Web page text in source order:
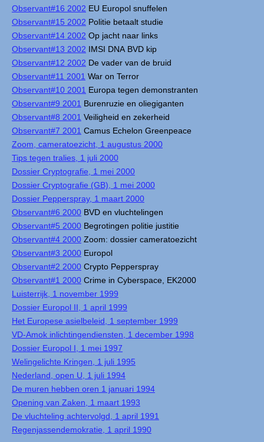
Observant#16 2002 EU Europol snuffelen
Observant#15 2002 Politie betaalt studie
Observant#14 2002 Op jacht naar links
Observant#13 2002 IMSI DNA BVD kip
Observant#12 2002 De vader van de bruid
Observant#11 2001 War on Terror
Observant#10 2001 Europa tegen demonstranten
Observant#9 2001 Burenruzie en oliegiganten
Observant#8 2001 Veiligheid en zekerheid
Observant#7 2001 Camus Echelon Greenpeace
Zoom, cameratoezicht, 1 augustus 2000
Tips tegen tralies, 1 juli 2000
Dossier Cryptografie, 1 mei 2000
Dossier Cryptografie (GB), 1 mei 2000
Dossier Pepperspray, 1 maart 2000
Observant#6 2000 BVD en vluchtelingen
Observant#5 2000 Begrotingen politie justitie
Observant#4 2000 Zoom: dossier cameratoezicht
Observant#3 2000 Europol
Observant#2 2000 Crypto Pepperspray
Observant#1 2000 Crime in Cyberspace, EK2000
Luisterrijk, 1 november 1999
Dossier Europol II, 1 april 1999
Het Europese asielbeleid, 1 september 1999
VD-Amok inlichtingendiensten, 1 december 1998
Dossier Europol I, 1 mei 1997
Welingelichte Kringen, 1 juli 1995
Nederland, open U, 1 juli 1994
De muren hebben oren 1 januari 1994
Opening van Zaken, 1 maart 1993
De vluchteling achtervolgd, 1 april 1991
Regenjassendemokratie, 1 april 1990